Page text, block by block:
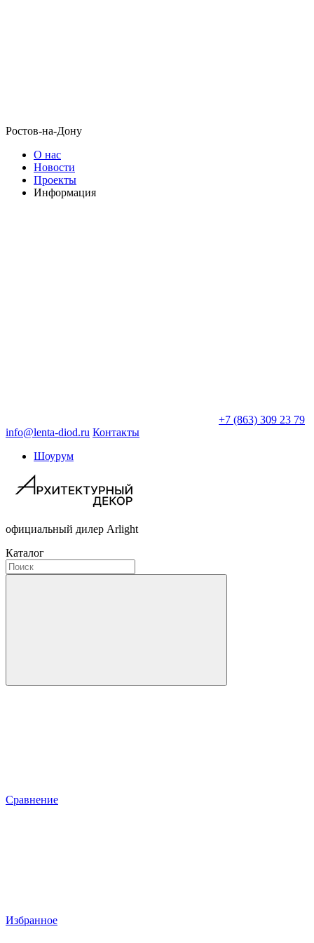
Ростов-на-Дону
О нас
Новости
Проекты
Информация
+7 (863) 309 23 79
info@lenta-diod.ru Контакты
Шоурум
официальный дилер Arlight
Каталог
Сравнение
Избранное